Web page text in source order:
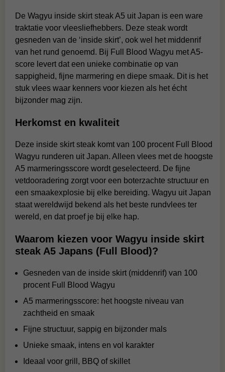
De Wagyu inside skirt steak A5 uit Japan is een ware
traktatie voor vleesliefhebbers. Deze steak wordt
gesneden van de ‘inside skirt’, ook wel het middenrif
van het rund genoemd. Bij Full Blood Wagyu met A5-
score levert dat een unieke combinatie op van
sappigheid, fijne marmering en diepe smaak. Dit is het
stuk vlees waar kenners voor kiezen als het écht
bijzonder mag zijn.
Herkomst en kwaliteit
Deze inside skirt steak komt van 100 procent Full Blood
Wagyu runderen uit Japan. Alleen vlees met de hoogste
A5 marmeringsscore wordt geselecteerd. De fijne
vetdooradering zorgt voor een boterzachte structuur en
een smaakexplosie bij elke bereiding. Wagyu uit Japan
staat wereldwijd bekend als het beste rundvlees ter
wereld, en dat proef je bij elke hap.
Waarom kiezen voor Wagyu inside skirt
steak A5 Japans (Full Blood)?
Gesneden van de inside skirt (middenrif) van 100
procent Full Blood Wagyu
A5 marmeringsscore: het hoogste niveau van
zachtheid en smaak
Fijne structuur, sappig en bijzonder mals
Unieke smaak, intens en vol karakter
Ideaal voor grill, BBQ of skillet